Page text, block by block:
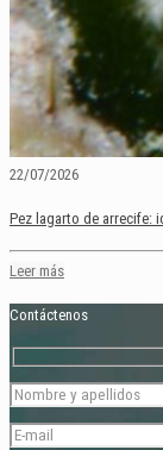
22/07/2026
Pez lagarto de arrecife:
Leer más
Contáctenos